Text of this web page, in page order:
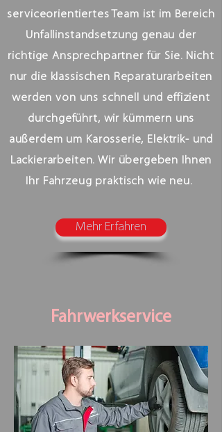
serviceorientiertes Team ist im Bereich
Unfallinstandsetzung genau der
richtige Ansprechpartner für Sie. Nicht
nur die klassischen Reparaturarbeiten
werden von uns schnell und effizient
durchgeführt, wir kümmern uns
außerdem um Karosserie, Elektrik- und
Lackierarbeiten. Wir übergeben Ihnen
Ihr Fahrzeug praktisch wie neu.
Mehr Erfahren
Fahrwerkservice